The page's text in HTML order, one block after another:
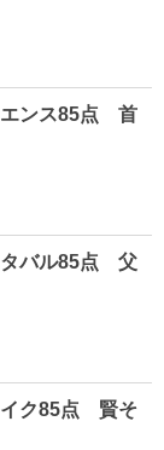
エンス85点 首
タバル85点 父
イク85点 賢そ